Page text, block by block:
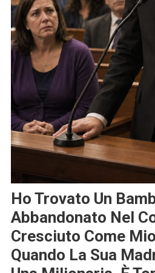
Ho Trovato Un
Abbandonato Nel
Cresciuto Come
Quando La Sua